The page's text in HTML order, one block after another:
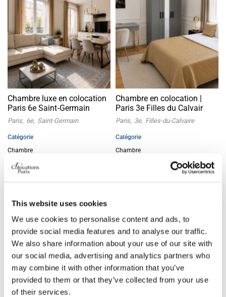
This website uses cookies
We use cookies to personalise content and ads, to
provide social media features and to analyse our traffic.
We also share information about your use of our site with
our social media, advertising and analytics partners who
may combine it with other information that you’ve
provided to them or that they’ve collected from your use
of their services.
Chambre luxe en colocation
Paris 6e Saint‑Germain
Paris 6e Saint-Germain
Catégorie
Chambre
Loyer mensuel charges
il y a 2 mois
Chambre en colocation |
Paris 3e Filles du Calvair
Paris 3e Filles-du-Calvaire
Catégorie
Chambre
Loyer mensuel charges
il y a 2 mois
Banner Space